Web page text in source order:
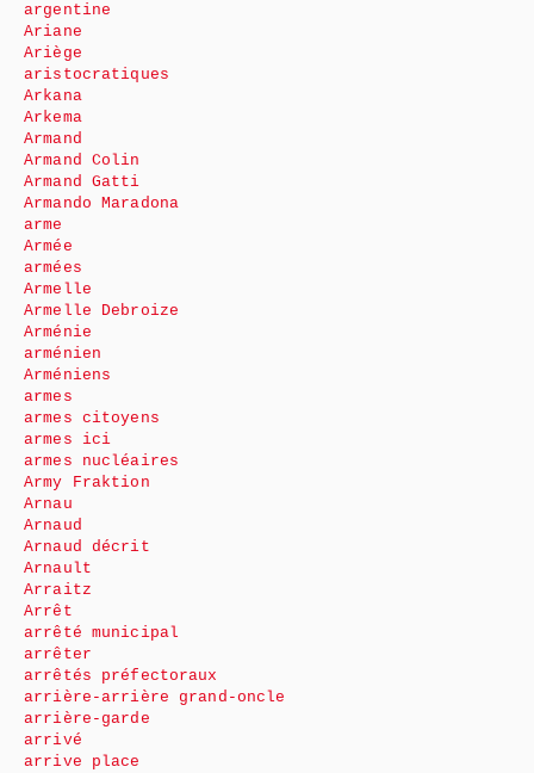
argentine
Ariane
Ariège
aristocratiques
Arkana
Arkema
Armand
Armand Colin
Armand Gatti
Armando Maradona
arme
Armée
armées
Armelle
Armelle Debroize
Arménie
arménien
Arméniens
armes
armes citoyens
armes ici
armes nucléaires
Army Fraktion
Arnau
Arnaud
Arnaud décrit
Arnault
Arraitz
Arrêt
arrêté municipal
arrêter
arrêtés préfectoraux
arrière-arrière grand-oncle
arrière-garde
arrivé
arrive place